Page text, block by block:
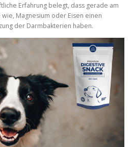
Erfahrung belegt, dass gerade am
Magnesium oder Eisen einen
der Darmbakterien haben.